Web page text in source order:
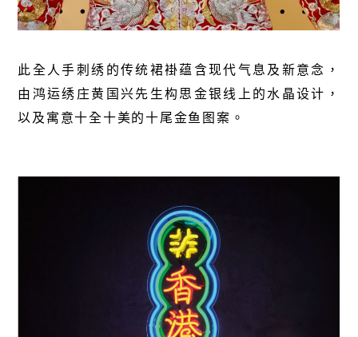
此全人手刺绣的传统裙褂蕴含现代气息及新意念，
由鸿运绣庄黄国兴先生构思金银线上的水晶设计，
以及寓意十全十美的十尾金鱼图案。